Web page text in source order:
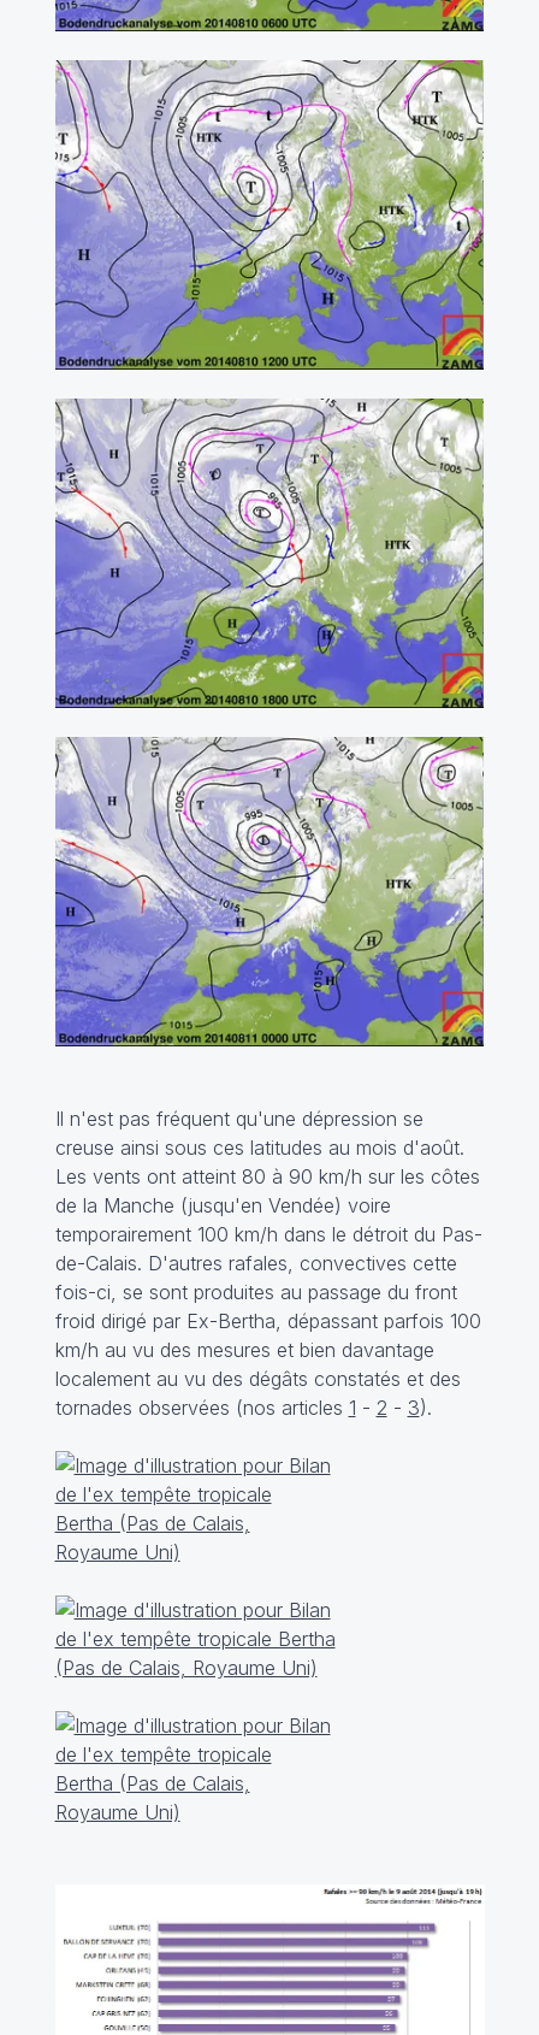
Il n'est pas fréquent qu'une dépression se
creuse ainsi sous ces latitudes au mois d'août.
Les vents ont atteint 80 à 90 km/h sur les côtes
de la Manche (jusqu'en Vendée) voire
temporairement 100 km/h dans le détroit du Pas-
de-Calais. D'autres rafales, convectives cette
fois-ci, se sont produites au passage du front
froid dirigé par Ex-Bertha, dépassant parfois 100
km/h au vu des mesures et bien davantage
localement au vu des dégâts constatés et des
tornades observées (nos articles 1 - 2 - 3).